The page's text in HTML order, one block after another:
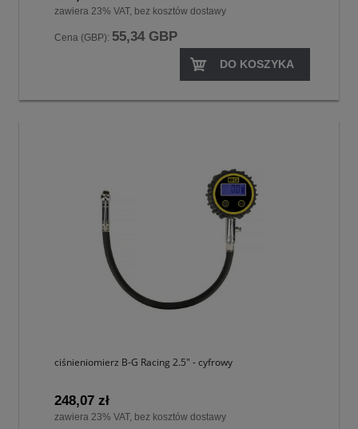
zawiera 23% VAT, bez kosztów dostawy
Cena (GBP): 55,34 GBP
DO KOSZYKA
ciśnieniomierz B-G Racing 2.5" - cyfrowy
248,07 zł
zawiera 23% VAT, bez kosztów dostawy